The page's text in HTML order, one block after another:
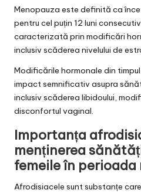
Menopauza este definită ca
pentru cel puțin 12 luni
caracterizată prin modificări
inclusiv scăderea nivelului de
Modificările hormonale din
impact semnificativ asupra
inclusiv scăderea libidoului,
disconfortul vaginal.
Importanța
menținerea
femeile în perioada
Afrodisiacele sunt substanțe